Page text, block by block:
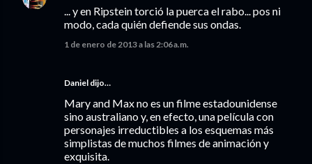
... y en Ripstein torció la puerca el rabo... pos ni
modo, cada quién defiende sus ondas.
1 de enero de 2013 a las 2:06 a.m.
Daniel dijo…
Mary and Max no es un filme estadounidense
sino australiano y, en efecto, una película con
personajes irreductibles a los esquemas más
simplistas de muchos filmes de animación y
exquisita.